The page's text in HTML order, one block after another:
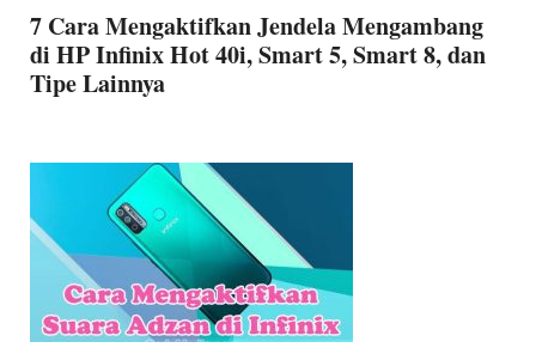
7 Cara Mengaktifkan Jendela Mengambang
di HP Infinix Hot 40i, Smart 5, Smart 8, dan
Tipe Lainnya